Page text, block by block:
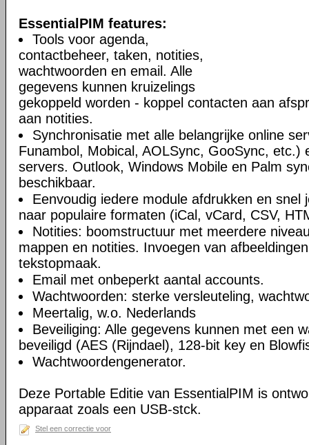
EssentialPIM features:
Tools voor agenda,
contactbeheer, taken, notities,
wachtwoorden en email. Alle
gegevens kunnen kruizelings
gekoppeld worden - koppel contacten aan
aan notities.
Synchronisatie met alle belangrijke online
Funambol, Mobical, AOLSync, GooSync, etc.)
servers. Outlook, Windows Mobile en Palm
beschikbaar.
Eenvoudig iedere module afdrukken en snel
naar populaire formaten (iCal, vCard, CSV,
Notities: boomstructuur met meerdere
mappen en notities. Invoegen van
tekstopmaak.
Email met onbeperkt aantal accounts.
Wachtwoorden: sterke versleuteling,
Meertalig, w.o. Nederlands
Beveiliging: Alle gegevens kunnen met een
beveiligd (AES (Rijndael), 128-bit key en
Wachtwoordengenerator.
Deze Portable Editie van EssentialPIM is
apparaat zoals een USB-stck.
Stel een correctie voor